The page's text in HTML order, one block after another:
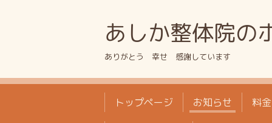
あしか整体院の
ありがとう 幸せ 感謝しています
トップページ お知らせ 料金